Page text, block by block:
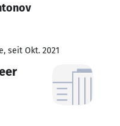
seit Okt. 2021